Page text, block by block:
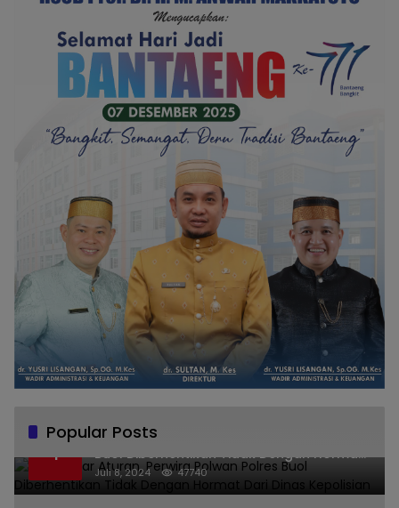
Popular Posts
1
Melanggar Aturan, Perwira Polwan Polres
Buol Diberhentikan Tidak Dengan Hormat
Dari Dinas Kepolisian
Juli 8, 2024 47740